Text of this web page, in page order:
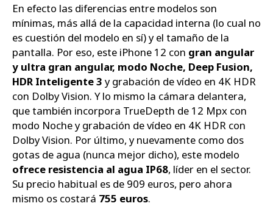
En efecto las diferencias entre modelos son
mínimas, más allá de la capacidad interna (lo cual no
es cuestión del modelo en sí) y el tamaño de la
pantalla. Por eso, este iPhone 12 con gran angular
y ultra gran angular, modo Noche, Deep Fusion,
HDR Inteligente 3 y grabación de vídeo en 4K HDR
con Dolby Vision. Y lo mismo la cámara delantera,
que también incorpora TrueDepth de 12 Mpx con
modo Noche y grabación de vídeo en 4K HDR con
Dolby Vision. Por último, y nuevamente como dos
gotas de agua (nunca mejor dicho), este modelo
ofrece resistencia al agua IP68, líder en el sector.
Su precio habitual es de 909 euros, pero ahora
mismo os costará 755 euros.